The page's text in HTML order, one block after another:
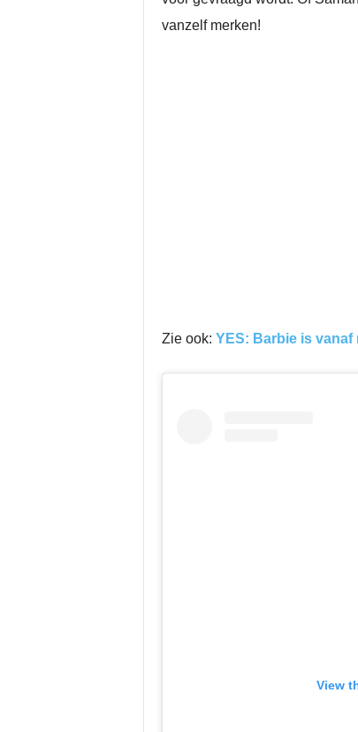
vanzelf merken!
Zie ook: YES: Barbie is
View